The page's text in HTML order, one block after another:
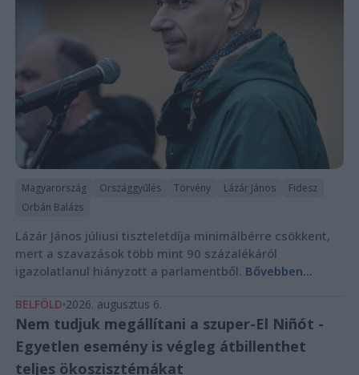
Magyarország Országgyűlés Törvény Lázár János
Fidesz
Orbán Balázs
Lázár János júliusi tiszteletdíja minimálbérre csökkent,
mert a szavazások több mint 90 százalékáról
igazolatlanul hiányzott a parlamentből. Bővebben...
BELFÖLD 2026. augusztus 6.
Nem tudjuk megállítani a szuper-El Niñót -
Egyetlen esemény is végleg átbillenthet
teljes ökoszisztémákat